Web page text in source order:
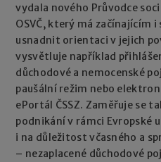
vydala nového Průvodce
OSVČ, který má začínajícím
usnadnit orientaci v jejich
vysvětluje například
důchodové a nemocenské
paušální režim nebo
ePortál ČSSZ. Zaměřuje se
podnikání v rámci Evropské
i na důležitost včasného a
– nezaplacené důchodové